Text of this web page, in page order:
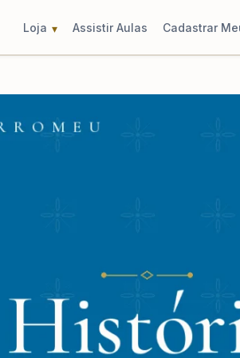
Loja Assistir Aulas Cadastrar